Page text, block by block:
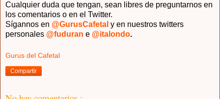
Cualquier duda que tengan, sean libres de preguntarnos en
los comentarios o en el Twitter.
Sígannos en @GurusCafetal y en nuestros twitters
personales @fuduran e @italondo.
Gurus del Cafetal
Compartir